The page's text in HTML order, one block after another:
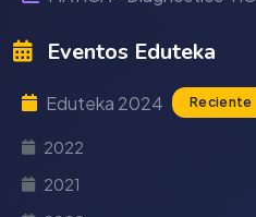
Eventos Eduteka
Eduteka 2024 Reciente
2022
2021